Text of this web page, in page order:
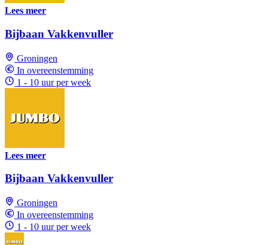
Lees meer
Bijbaan Vakkenvuller
Groningen
In overeenstemming
1 - 10 uur per week
Lees meer
Bijbaan Vakkenvuller
Groningen
In overeenstemming
1 - 10 uur per week